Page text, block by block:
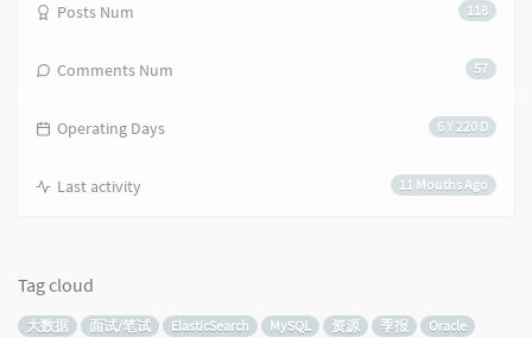
118
Posts Num
57
Comments Num
6 Y 220 D
Operating Days
11 Mouths Ago
Last activity
Tag cloud
大数据 面试/笔试 ElasticSearch MySQL 资源 季报 Oracle